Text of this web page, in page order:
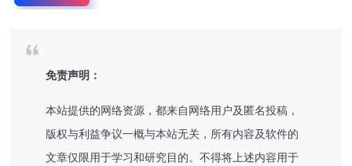
免责声明：
本站提供的网络资源，都来自网络用户及匿名投稿，
版权与利益争议一概与本站无关，所有内容及软件的
文章仅限用于学习和研究目的。不得将上述内容用于